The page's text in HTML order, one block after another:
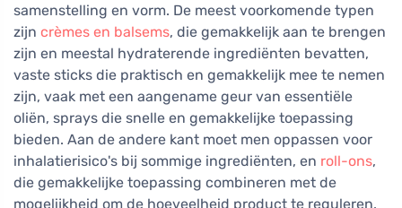
samenstelling en vorm. De meest voorkomende typen
zijn crèmes en balsems, die gemakkelijk aan te brengen
zijn en meestal hydraterende ingrediënten bevatten,
vaste sticks die praktisch en gemakkelijk mee te nemen
zijn, vaak met een aangename geur van essentiële
oliën, sprays die snelle en gemakkelijke toepassing
bieden. Aan de andere kant moet men oppassen voor
inhalatierisico's bij sommige ingrediënten, en roll-ons,
die gemakkelijke toepassing combineren met de
mogelijkheid om de hoeveelheid product te reguleren.